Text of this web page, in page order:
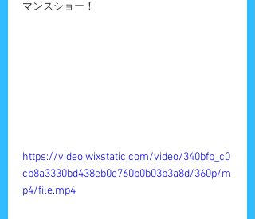
マンスショー！
https://video.wixstatic.com/video/340bfb_c0
cb8a3330bd438eb0e760b0b03b3a8d/360p/m
p4/file.mp4